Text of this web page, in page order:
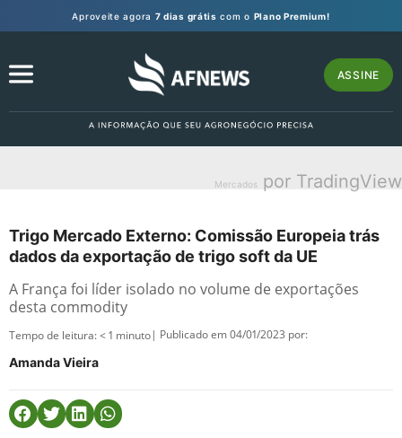
Aproveite agora 7 dias grátis com o Plano Premium!
ASSINE
Mercados por TradingView
Trigo Mercado Externo: Comissão Europeia trás
dados da exportação de trigo soft da UE
A França foi líder isolado no volume de exportações
desta commodity
Tempo de leitura:< 1 minuto| Publicado em 04/01/2023 por:
Amanda Vieira